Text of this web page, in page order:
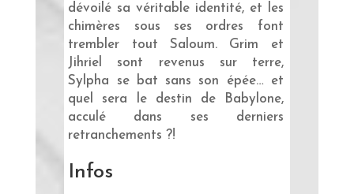
dévoilé sa véritable identité, et les
chimères sous ses ordres font
trembler tout Saloum. Grim et
Jihriel sont revenus sur terre,
Sylpha se bat sans son épée… et
quel sera le destin de Babylone,
acculé dans ses derniers
retranchements ?!
Infos